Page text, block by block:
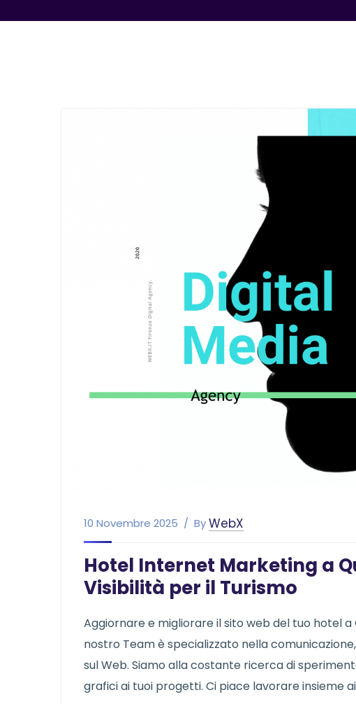
10 Novembre 2025 ByWebX
Hotel Internet Marketing a
Visibilità per il Turismo
Aggiornare e migliorare il sito web del tuo hotel
nostro Team è specializzato nella
sul Web. Siamo alla costante ricerca di
grafici ai tuoi progetti. Ci piace lavorare insieme